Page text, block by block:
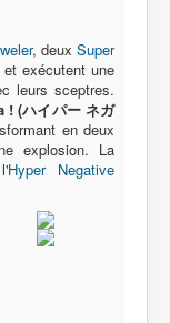
, deux Super
exécutent une
leurs sceptres.
! (ハイパー ネガ
en deux
explosion. La
Hyper Negative